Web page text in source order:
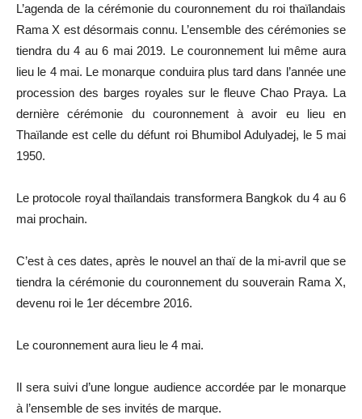
L’agenda de la cérémonie du couronnement du roi thaïlandais
Rama X est désormais connu. L’ensemble des cérémonies se
tiendra du 4 au 6 mai 2019. Le couronnement lui même aura
lieu le 4 mai. Le monarque conduira plus tard dans l’année une
procession des barges royales sur le fleuve Chao Praya. La
dernière cérémonie du couronnement à avoir eu lieu en
Thaïlande est celle du défunt roi Bhumibol Adulyadej, le 5 mai
1950.
Le protocole royal thaïlandais transformera Bangkok du 4 au 6
mai prochain.
C’est à ces dates, après le nouvel an thaï de la mi-avril que se
tiendra la cérémonie du couronnement du souverain Rama X,
devenu roi le 1er décembre 2016.
Le couronnement aura lieu le 4 mai.
Il sera suivi d’une longue audience accordée par le monarque
à l’ensemble de ses invités de marque.